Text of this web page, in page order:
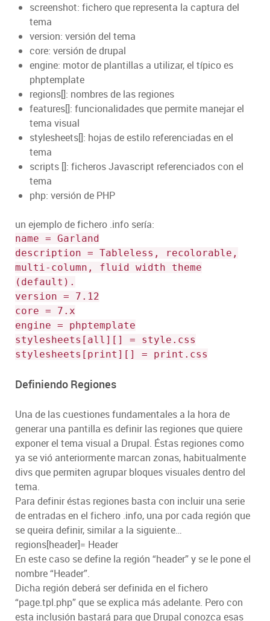
screenshot: fichero que representa la captura del
tema
version: versión del tema
core: versión de drupal
engine: motor de plantillas a utilizar, el típico es
phptemplate
regions[]: nombres de las regiones
features[]: funcionalidades que permite manejar el
tema visual
stylesheets[]: hojas de estilo referenciadas en el
tema
scripts []: ficheros Javascript referenciados con el
tema
php: versión de PHP
un ejemplo de fichero .info sería:
name = Garland
description = Tableless, recolorable,
multi-column, fluid width theme
(default).
version = 7.12
core = 7.x
engine = phptemplate
stylesheets[all][] = style.css
stylesheets[print][] = print.css
Definiendo Regiones
Una de las cuestiones fundamentales a la hora de
generar una pantilla es definir las regiones que quiere
exponer el tema visual a Drupal. Éstas regiones como
ya se vió anteriormente marcan zonas, habitualmente
divs que permiten agrupar bloques visuales dentro del
tema.
Para definir éstas regiones basta con incluir una serie
de entradas en el fichero .info, una por cada región que
se queira definir, similar a la siguiente…
regions[header]= Header
En este caso se define la región “header” y se le pone el
nombre “Header”.
Dicha región deberá ser definida en el fichero
“page.tpl.php” que se explica más adelante. Pero con
esta inclusión bastará para que Drupal conozca esas